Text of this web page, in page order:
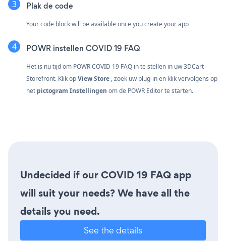
Plak de code
Your code block will be available once you create your app
POWR instellen COVID 19 FAQ
Het is nu tijd om POWR COVID 19 FAQ in te stellen in uw 3DCart
Storefront. Klik opView Store , zoek uw plug-in en klik vervolgens op
het pictogram Instellingen om de POWR Editor te starten.
Undecided if our COVID 19 FAQ app
will suit your needs? We have all the
details you need.
See the details